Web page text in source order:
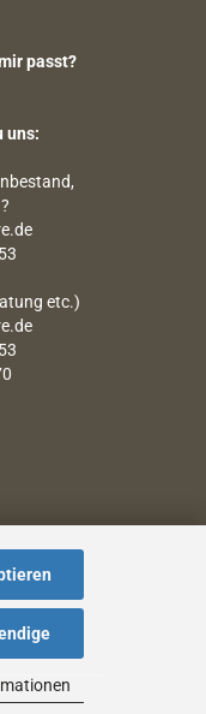
passt?
uns:
etc.)